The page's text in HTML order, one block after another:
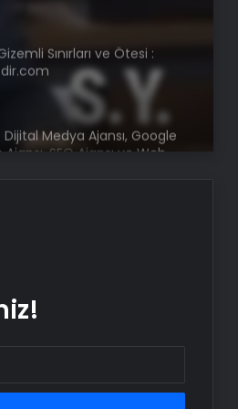
Sınırları ve Ötesi :
Dijital Medya Ajansı, Google
SEO Ajansı ve Web
Seçimi ve Bahçe
Rehberi